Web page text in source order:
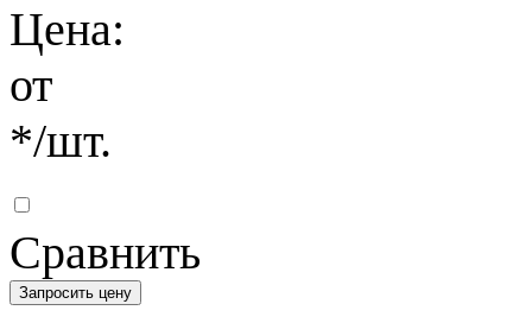
Цена:
от
*/шт.
Сравнить
Запросить цену